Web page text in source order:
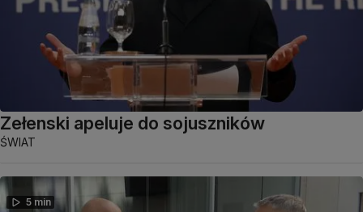
Zełenski apeluje do sojuszników
ŚWIAT
5 min